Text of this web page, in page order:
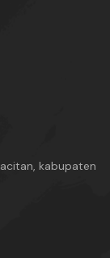
kabupaten